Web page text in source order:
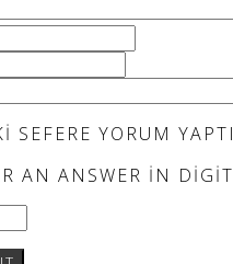
SEFERE YORUM
AN ANSWER IN